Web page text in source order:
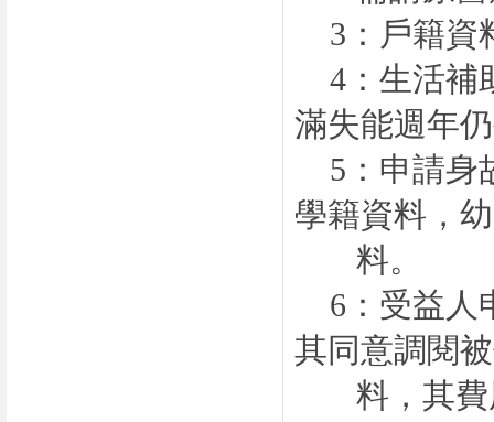
3：戶籍資
4：生活補
滿失能週年
5：申請身
學籍資料，
料。
6：受益人
其同意調閱
料，其費